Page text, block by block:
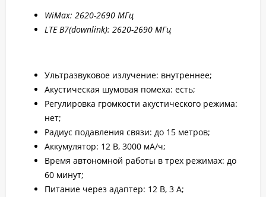
WiMax: 2620-2690 МГц
LTE B7(downlink): 2620-2690 МГц
Ультразвуковое излучение: внутреннее;
Акустическая шумовая помеха: есть;
Регулировка громкости акустического режима:
нет;
Радиус подавления связи: до 15 метров;
Аккумулятор: 12 В, 3000 мА/ч;
Время автономной работы в трех режимах: до
60 минут;
Питание через адаптер: 12 В, 3 А;